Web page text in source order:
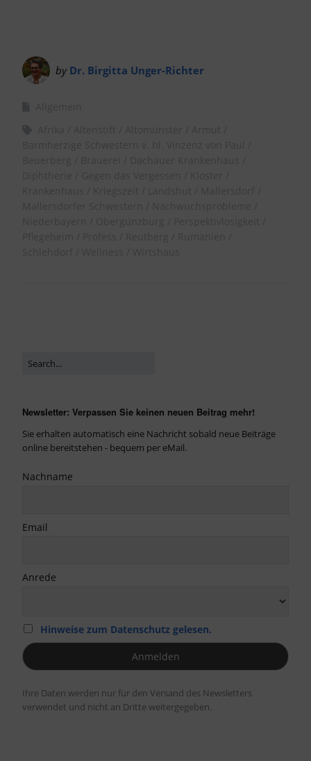
by Dr. Birgitta Unger-Richter
Newsletter: Verpassen Sie keinen neuen Beitrag mehr!
Sie erhalten automatisch eine Nachricht sobald neue Beiträge
online bereitstehen - bequem per eMail.
Nachname
Email
Anrede
Hinweise zum Datenschutz gelesen.
Ihre Daten werden nur für den Versand des Newsletters
verwendet und nicht an Dritte weitergegeben.